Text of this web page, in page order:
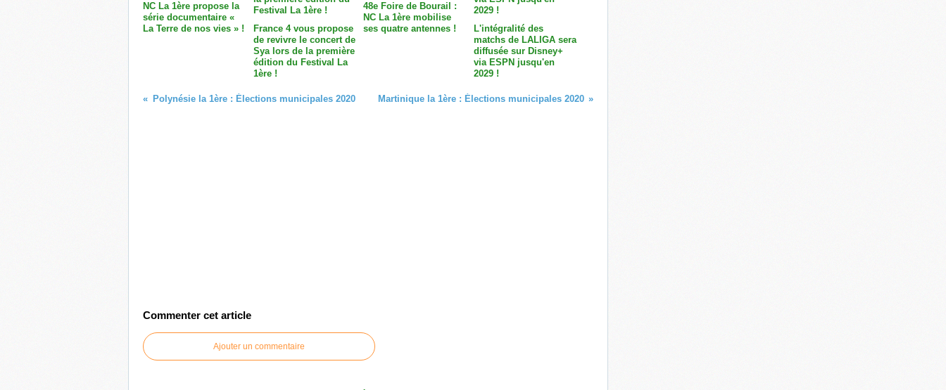
NC La 1ère propose la
série documentaire «
La Terre de nos vies » !
France 4 vous propose
de revivre le concert de
Sya lors de la première
édition du Festival La
1ère !
48e Foire de Bourail :
NC La 1ère mobilise
ses quatre antennes !
L'intégralité des
matchs de LALIGA sera
diffusée sur Disney+
via ESPN jusqu'en
2029 !
Polynésie la 1ère : Élections municipales 2020 Martinique la 1ère : Élections municipales 2020
Commenter cet article
Ajouter un commentaire